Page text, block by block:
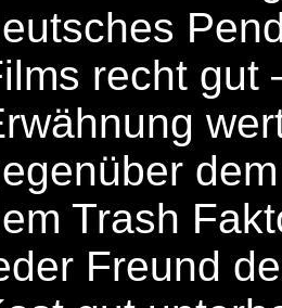
recht gut
Trash
Freund